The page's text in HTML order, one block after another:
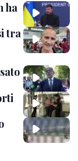
ha
tra